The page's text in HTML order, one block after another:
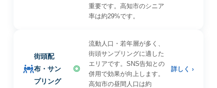
重要です。高知市のシニア
率は約29%です。
街頭配
布・サン
プリング
◎
流動人口・若年層が多く、
街頭サンプリングに適した
エリアです。SNS告知との
併用で効果が向上します。
高知市の昼間人口は約
詳しく ›